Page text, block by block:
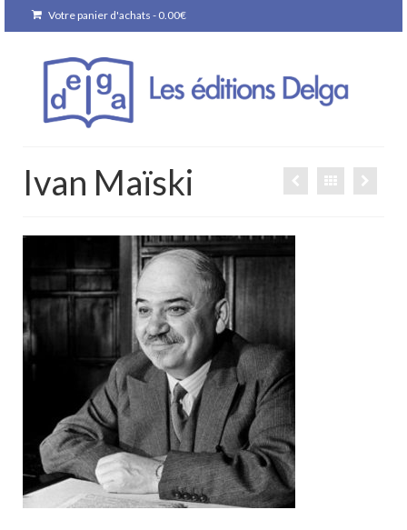
Votre panier d'achats - 0.00€
Ivan Maïski